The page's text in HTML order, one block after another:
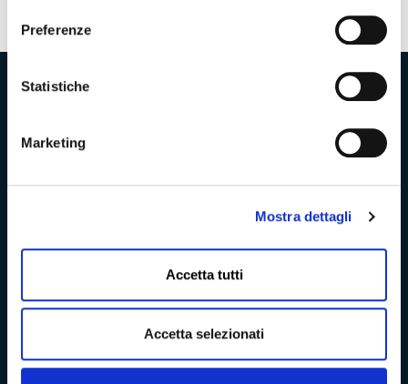
Preferenze
Statistiche
Marketing
Mostra dettagli
Accetta tutti
Accetta selezionati
Provincia di Massa‑Carrara
Trasparenza e Accessibilità
Amministrazione Trasparente
Albo pretorio